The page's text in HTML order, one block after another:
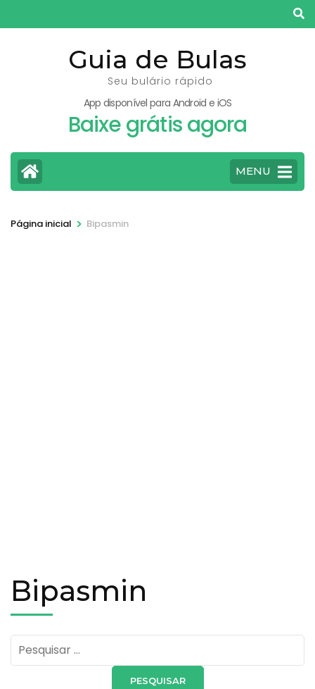
para
Guia de Bulas
Seu bulário rápido
App disponível para Android e iOS
Baixe grátis agora
MENU
Página inicial > Bipasmin
Bipasmin
Pesquisar
por: